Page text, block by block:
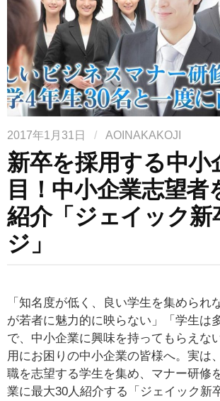
2017年1月31日 / AOINAKAKOJI
新卒を採用する中小
目！中小企業志望者
紹介「ジェイック新
ジ」
「知名度が低く、良い学生を集められ
が若者に魅力的に映らない」「学生は
で、中小企業に興味を持ってもらえな
用にお困りの中小企業の皆様へ。実は
職を志望する学生を集め、マナー研修
業に最大30人紹介する「ジェイック新